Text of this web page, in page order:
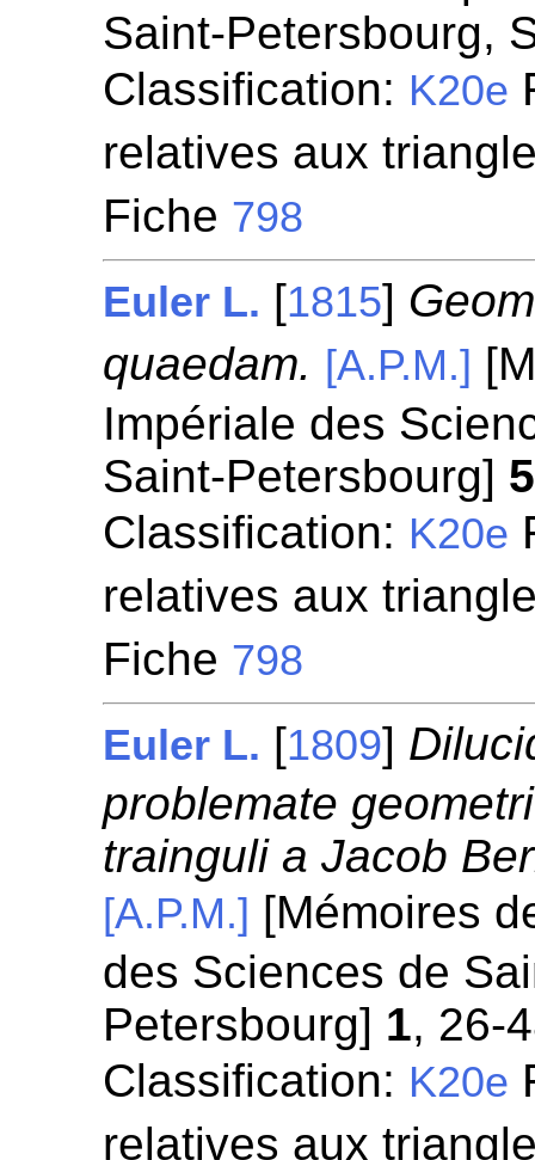
Saint-Petersbourg,
Classification: K20e
relatives aux
Fiche 798
Euler L. [1815]
quaedam. [A.P.M.]
Impériale des
Saint-Petersbourg] 5
Classification: K20e
relatives aux
Fiche 798
Euler L. [1809]
problemate
trainguli a Jacob
[A.P.M.] [Mémoires
des Sciences de
Petersbourg] 1, 26-
Classification: K20e
relatives aux